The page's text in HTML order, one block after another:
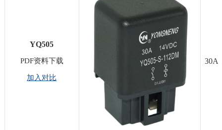
YQ505
PDF资料下载
加入对比
30A